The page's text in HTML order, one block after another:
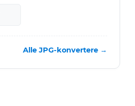
Alle JPG-konvertere →